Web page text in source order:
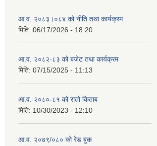
आ.व. २०८३।०८४ को नीति तथा कार्यक्रम
मिति: 06/17/2026 - 18:20
आ.व. २०८२-८३ को बजेट तथा कार्यक्रम
मिति: 07/15/2025 - 11:13
आ.व. २०८०-८१ को रातो किताब
मिति: 10/30/2023 - 12:10
आ.व. २०७९/०८० को रेड बुक